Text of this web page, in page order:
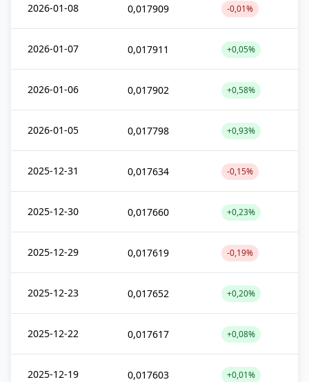
2026-01-08 0,017909 -0,01%
2026-01-07 0,017911 +0,05%
2026-01-06 0,017902 +0,58%
2026-01-05 0,017798 +0,93%
2025-12-31 0,017634 -0,15%
2025-12-30 0,017660 +0,23%
2025-12-29 0,017619 -0,19%
2025-12-23 0,017652 +0,20%
2025-12-22 0,017617 +0,08%
2025-12-19 0,017603 +0,01%